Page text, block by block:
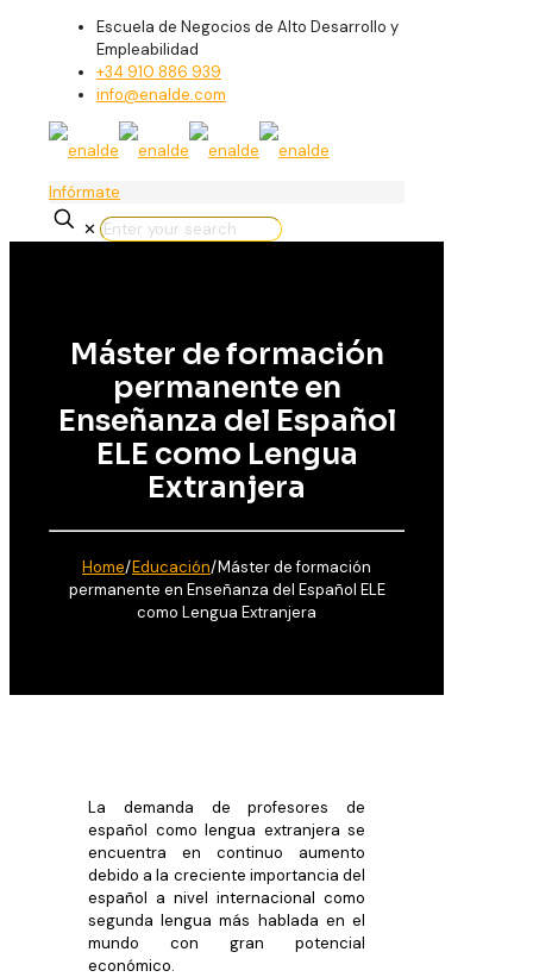
Escuela de Negocios de Alto Desarrollo y
Empleabilidad
+34 910 886 939
info@enalde.com
Infórmate
✕
Máster de formación
permanente en
Enseñanza del Español
ELE como Lengua
Extranjera
Home/Educación/Máster de formación
permanente en Enseñanza del Español ELE
como Lengua Extranjera
La demanda de profesores de
español como lengua extranjera se
encuentra en continuo aumento
debido a la creciente importancia del
español a nivel internacional como
segunda lengua más hablada en el
mundo con gran potencial
económico.